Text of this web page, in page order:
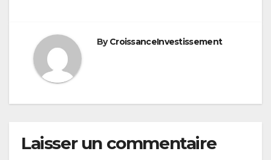
ByCroissanceInvestissement
Laisser un commentaire